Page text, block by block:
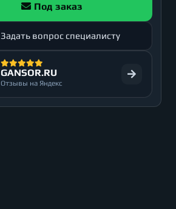
Под заказ
Задать вопрос специалисту
GANSOR.RU
Отзывы на Яндекс